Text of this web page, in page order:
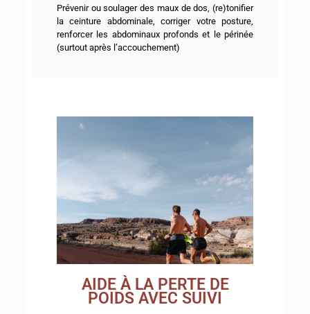
Prévenir ou soulager des maux de dos, (re)tonifier
la ceinture abdominale, corriger votre posture,
renforcer les abdominaux profonds et le périnée
(surtout après l’accouchement)
AIDE À LA PERTE DE
POIDS AVEC SUIVI